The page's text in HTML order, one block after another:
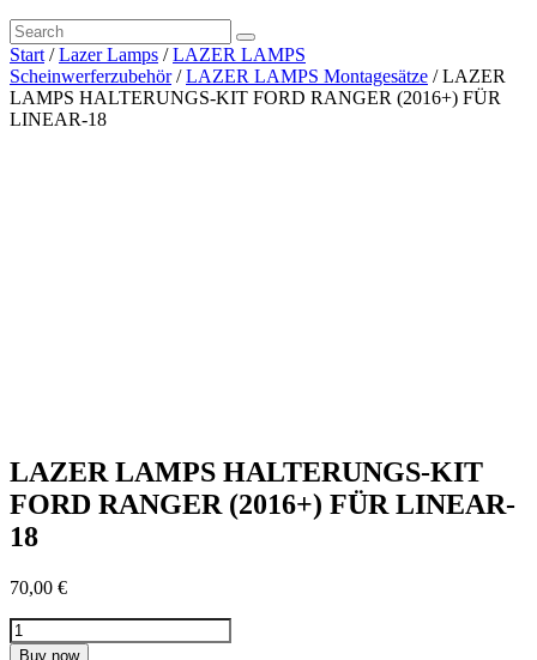
Start /Lazer Lamps /LAZER LAMPS
Scheinwerferzubehör/LAZER LAMPS Montagesätze / LAZER
LAMPS HALTERUNGS-KIT FORD RANGER (2016+) FÜR
LINEAR-18
LAZER LAMPS HALTERUNGS-KIT
FORD RANGER (2016+) FÜR LINEAR-
18
70,00 €
LAZER
LAMPS
Buy now